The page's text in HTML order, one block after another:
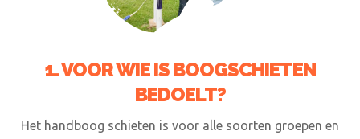
1. VOOR WIE IS BOOGSCHIETEN
BEDOELT?
Het handboog schieten is voor alle soorten groepen en